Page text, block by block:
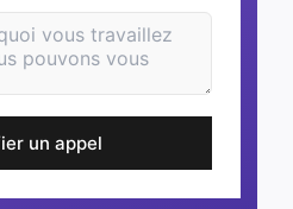
un appel